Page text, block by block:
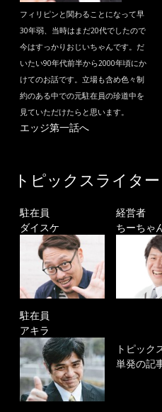
フィリピンと関わることになって早
30年弱、当時はまだ20代でしたので
今はすっかりおじいちゃんです。だ
いたい90年代前半から2000年頃にか
けてのお話です。立場も含め色々制
約のある中での元駐在員の珍道中を
見ていただけたらと思います。
エッジ第一話へ
トピックスライター
駐在員
ダイスケ
経営者
ちーちゃ
駐在員
アキラ
トピック
単発の記